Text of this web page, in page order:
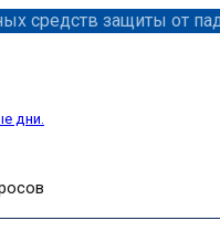
средств защиты от
дни.